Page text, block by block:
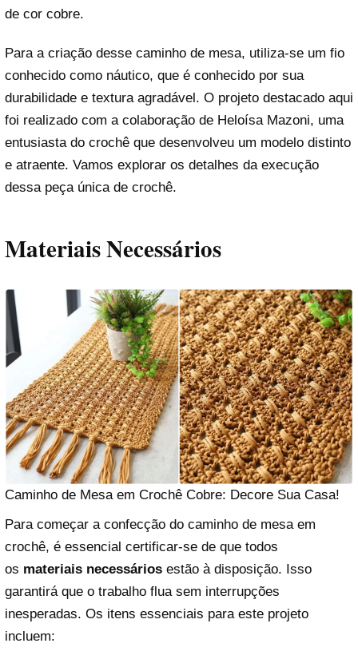
de cor cobre.
Para a criação desse caminho de mesa, utiliza-se um fio
conhecido como náutico, que é conhecido por sua
durabilidade e textura agradável. O projeto destacado aqui
foi realizado com a colaboração de Heloísa Mazoni, uma
entusiasta do crochê que desenvolveu um modelo distinto
e atraente. Vamos explorar os detalhes da execução
dessa peça única de crochê.
Materiais Necessários
Caminho de Mesa em Crochê Cobre: Decore Sua Casa!
Para começar a confecção do caminho de mesa em
crochê, é essencial certificar-se de que todos
os materiais necessários estão à disposição. Isso
garantirá que o trabalho flua sem interrupções
inesperadas. Os itens essenciais para este projeto
incluem: